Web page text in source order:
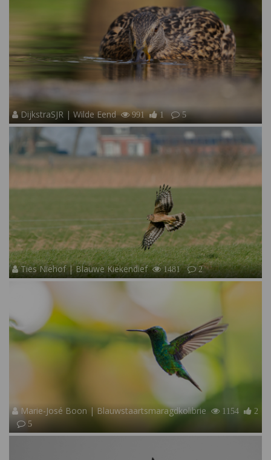
DijkstraSJR | Wilde Eend 991 1 5
Ties Niehof | Blauwe Kiekendief 1481 2
Marie-José Boon | Blauwstaartsmaragdkolibrie 1154
2
5